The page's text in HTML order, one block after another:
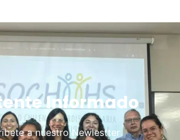
Informado
a nuestro Newlestter